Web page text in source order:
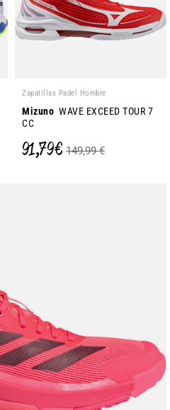
Zapatillas Padel Hombre
Mizuno WAVE EXCEED TOUR 7
CC
91,79 € 149,99 €